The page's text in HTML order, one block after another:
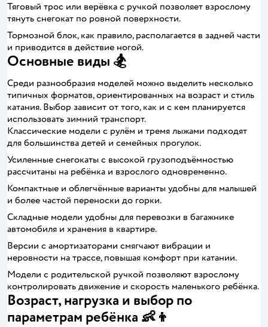
Тяговый трос или верёвка с ручкой позволяет взрослому
тянуть снегокат по ровной поверхности.
Тормозной блок, как правило, располагается в задней части
и приводится в действие ногой.
Основные виды 🏂
Среди разнообразия моделей можно выделить несколько
типичных форматов, ориентированных на возраст и стиль
катания. Выбор зависит от того, как и с кем планируется
использовать зимний транспорт.
Классические модели с рулём и тремя лыжами подходят
для большинства детей и семейных прогулок.
Усиленные снегокаты с высокой грузоподъёмностью
рассчитаны на ребёнка и взрослого одновременно.
Компактные и облегчённые варианты удобны для малышей
и более частой переноски до горки.
Складные модели удобны для перевозки в багажнике
автомобиля и хранения в квартире.
Версии с амортизаторами смягчают вибрации и
неровности на трассе, повышая комфорт при катании.
Модели с родительской ручкой позволяют взрослому
контролировать движение и скорость маленького ребёнка.
Возраст, нагрузка и выбор по
параметрам ребёнка 👶👦